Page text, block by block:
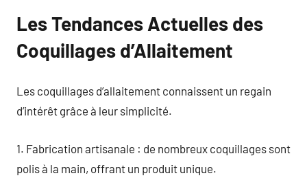
Les Tendances Actuelles des
Coquillages d’Allaitement
Les coquillages d’allaitement connaissent un regain
d’intérêt grâce à leur simplicité.
1. Fabrication artisanale : de nombreux coquillages sont
polis à la main, offrant un produit unique.